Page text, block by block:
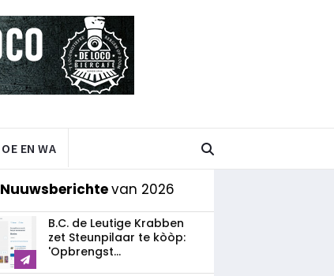
OE EN WA
Nuuwsberichtevan 2026
B.C. de Leutige Krabben
zet Steunpilaar te kòòp:
'Opbrengst...